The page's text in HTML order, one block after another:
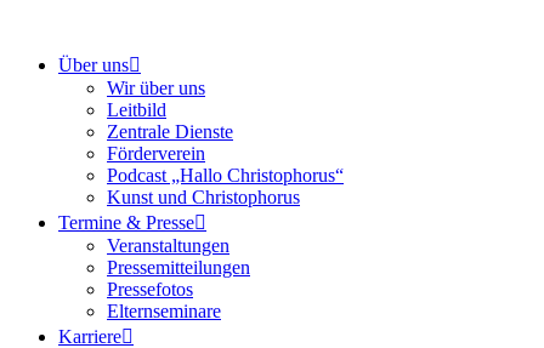
Über uns
Wir über uns
Leitbild
Zentrale Dienste
Förderverein
Podcast „Hallo Christophorus“
Kunst und Christophorus
Termine & Presse
Veranstaltungen
Pressemitteilungen
Pressefotos
Elternseminare
Karriere